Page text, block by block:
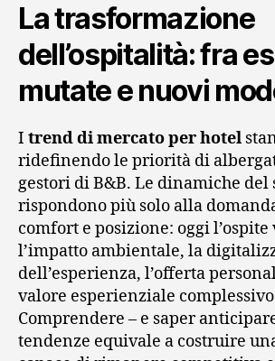
La trasformazione
dell’ospitalità: fra
mutate e nuovi
I trend di mercato per hotel
ridefinendo le priorità di
gestori di B&B. Le dinamiche del
rispondono più solo alla
comfort e posizione: oggi l’ospite
l’impatto ambientale, la
dell’esperienza, l’offerta
valore esperienziale
Comprendere – e saper
tendenze equivale a costruire